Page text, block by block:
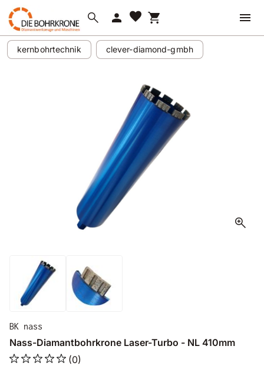
search person favorite shopping_cart
kernbohrtechnik clever-diamond-gmbh
zoom_in
BK nass
Nass-Diamantbohrkrone Laser-Turbo - NL 410mm
(0)